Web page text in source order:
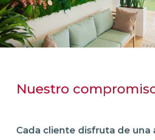
Nuestro
Cada cliente disfruta de una